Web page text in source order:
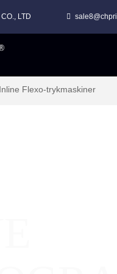
LTD
Inline Flexo-trykmaskiner